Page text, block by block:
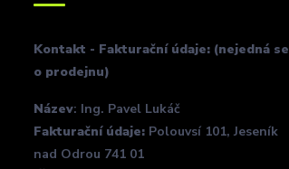
Kontakt - Fakturační údaje: (nejedná se
o prodejnu)
Název: Ing. Pavel Lukáč
Fakturační údaje: Polouvsí 101, Jeseník
nad Odrou 741 01